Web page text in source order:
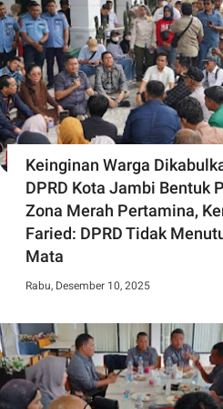
Keinginan Warga
DPRD Kota Jambi Bentuk
Zona Merah Pertamina,
Faried: DPRD Tidak
Mata
Rabu, Desember 10, 2025